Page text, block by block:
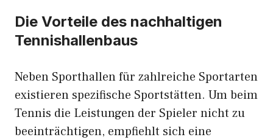
Die Vorteile des nachhaltigen
Tennishallenbaus
Neben Sporthallen für zahlreiche Sportarten
existieren spezifische Sportstätten. Um beim
Tennis die Leistungen der Spieler nicht zu
beeinträchtigen, empfiehlt sich eine